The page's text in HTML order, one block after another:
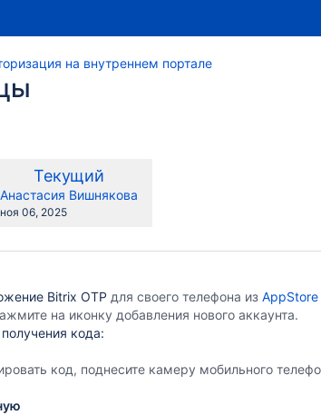
на внутреннем портале
Новая
версия
Текущий
changes.mady.by.user
Анастасия Вишнякова
Сохранено
ноя 06, 2025
Bitrix OTP для своего телефона из AppStore
на иконку добавления нового аккаунта.
кода:
код, поднесите камеру мобильного